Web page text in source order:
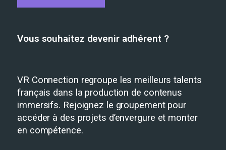
Vous souhaitez devenir adhérent ?
VR Connection regroupe les meilleurs talents
français dans la production de contenus
immersifs. Rejoignez le groupement pour
accéder à des projets d’envergure et monter
en compétence.